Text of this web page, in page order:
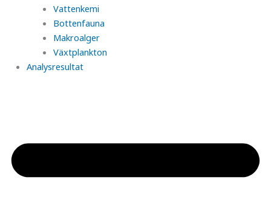
Vattenkemi
Bottenfauna
Makroalger
Växtplankton
Analysresultat